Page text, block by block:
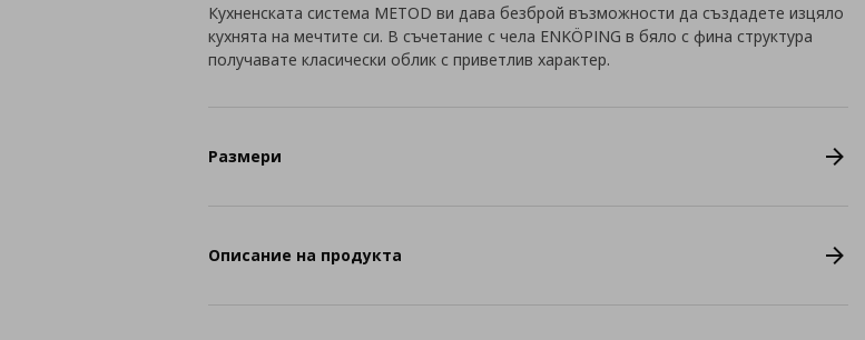
Кухненската система METOD ви дава безброй възможности да създадете изцяло
кухнята на мечтите си. В съчетание с чела ENKÖPING в бяло с фина структура
получавате класически облик с приветлив характер.
Размери
Описание на продукта